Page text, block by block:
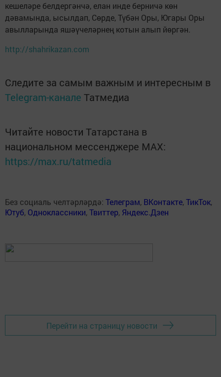
кешеләре белдергәнчә, елан инде берничә көн
дәвамында, ысылдап, Сөрде, Түбән Оры, Югары Оры
авылларында яшәүчеләрнең котын алып йөргән.
http://shahrikazan.com
Следите за самым важным и интересным в
Telegram-канале Татмедиа
Читайте новости Татарстана в
национальном мессенджере MАХ:
https://max.ru/tatmedia
Без социаль челтәрләрдә: Телеграм, ВКонтакте,ТикТок,
Ютуб, Одноклассники,Твиттер, Яндекс.Дзен
Перейти на страницу новости